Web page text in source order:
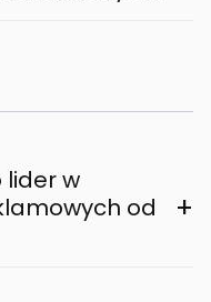
lider w
od
+